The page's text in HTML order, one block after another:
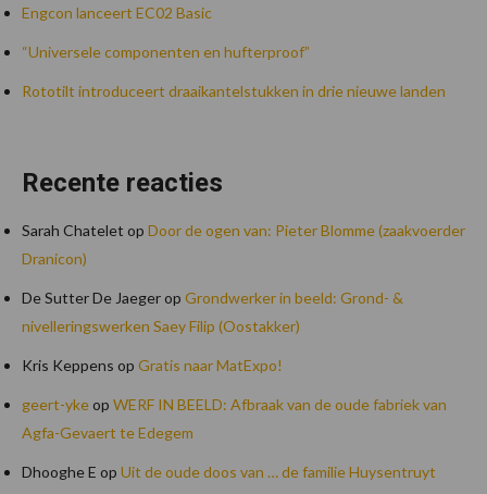
Engcon lanceert EC02 Basic
“Universele componenten en hufterproof”
Rototilt introduceert draaikantelstukken in drie nieuwe landen
Recente reacties
Sarah Chatelet op Door de ogen van: Pieter Blomme (zaakvoerder
Dranicon)
De Sutter De Jaegerop Grondwerker in beeld: Grond- &
nivelleringswerken Saey Filip (Oostakker)
Kris Keppens op Gratis naar MatExpo!
geert-ykeop WERF IN BEELD: Afbraak van de oude fabriek van
Agfa-Gevaert te Edegem
Dhooghe E op Uit de oude doos van … de familie Huysentruyt